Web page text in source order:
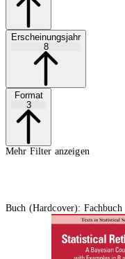
Erscheinungsjahr
8
Format
3
Mehr Filter anzeigen
Buch (Hardcover): Fachbuch